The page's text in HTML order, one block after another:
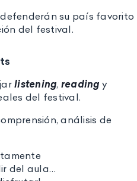
su país favorito
del festival.
listening, reading y
del festival.
análisis de
del aula